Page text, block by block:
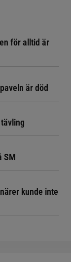
för alltid är
är död
SM
kunde inte